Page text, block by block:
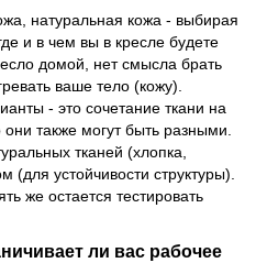
натуральная кожа - выбирая
и в чем вы в кресле будете
домой, нет смысла брать
ваше тело (кожу).
- это сочетание ткани на
также могут быть разными.
тканей (хлопка,
устойчивости структуры).
же остается тестировать
ли вас рабочее